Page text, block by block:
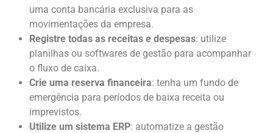
uma conta bancária exclusiva para as
movimentações da empresa.
Registre todas as receitas e despesas: utilize
planilhas ou softwares de gestão para acompanhar
o fluxo de caixa.
Crie uma reserva financeira: tenha um fundo de
emergência para períodos de baixa receita ou
imprevistos.
Utilize um sistema ERP: automatize a gestão